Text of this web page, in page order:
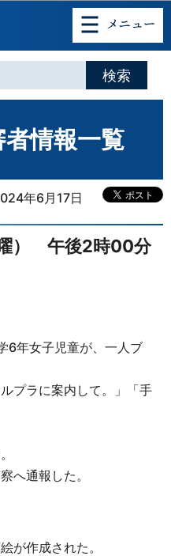
文へ移動
情報一覧
年6月17日
） 午後2時00分
6年女子児童が、一人ブ
プラに案内して。」「手
へ通報した。
が作成された。